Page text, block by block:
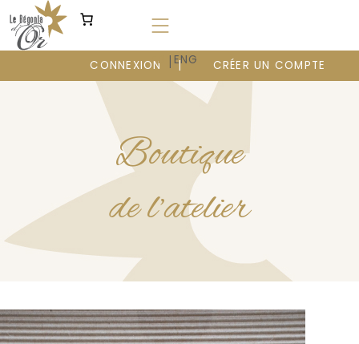
au
contenu
FR | ENG
CONNEXION CRÉER UN COMPTE
Boutique
de l’atelier